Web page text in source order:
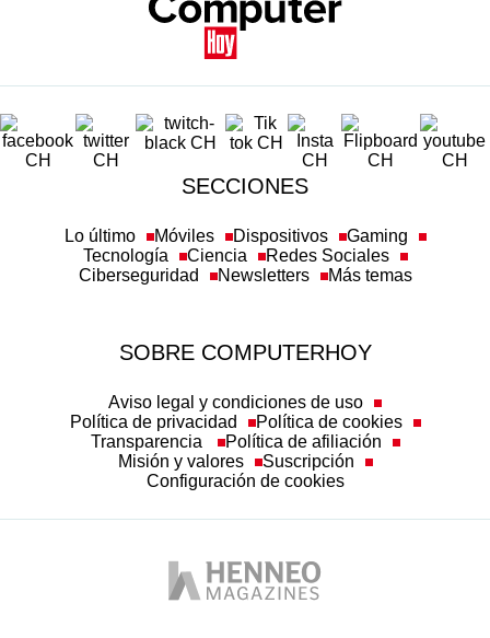
SECCIONES
Lo último Móviles Dispositivos
Gaming
Tecnología
Ciencia
Redes Sociales
Ciberseguridad
Newsletters Más temas
SOBRE COMPUTERHOY
Aviso legal y condiciones de uso
Política de privacidad
Política de cookies
Transparencia
Política de afiliación
Misión y valores
Suscripción
Configuración de cookies